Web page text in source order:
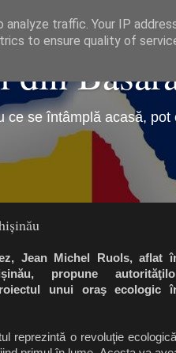
din
se întâmplă acasă,
Jean Michel Ruols, aflat
propune
unui oraş ecologic
reprezintă o revoluţie
traffic. Your IP
to ensure quality of